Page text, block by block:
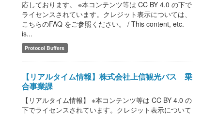
応しております。 ※本コンテンツ等は CC BY 4.0 の下で
ライセンスされています。クレジット表示については、
こちらのFAQ をご参照ください。 / This content, etc.
is...
Protocol Buffers
【リアルタイム情報】株式会社上信観光バス 乗
合事業課
【リアルタイム情報】 ※本コンテンツ等は CC BY 4.0 の
下でライセンスされています。クレジット表示について